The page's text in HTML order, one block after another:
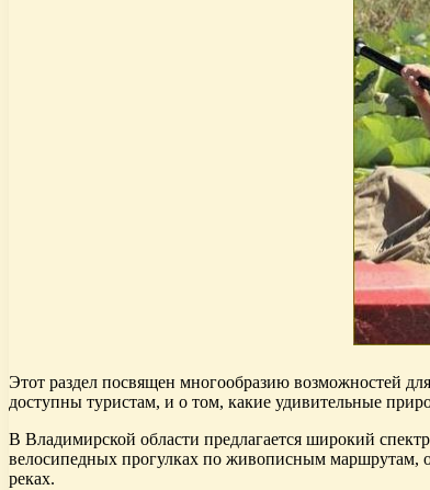
Этот раздел посвящен многообразию возможностей
доступны туристам, и о том, какие удивительные
В Владимирской области предлагается широкий
велосипедных прогулках по живописным маршрутам,
реках.